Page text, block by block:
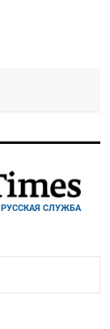
РУССКАЯ СЛУЖБА